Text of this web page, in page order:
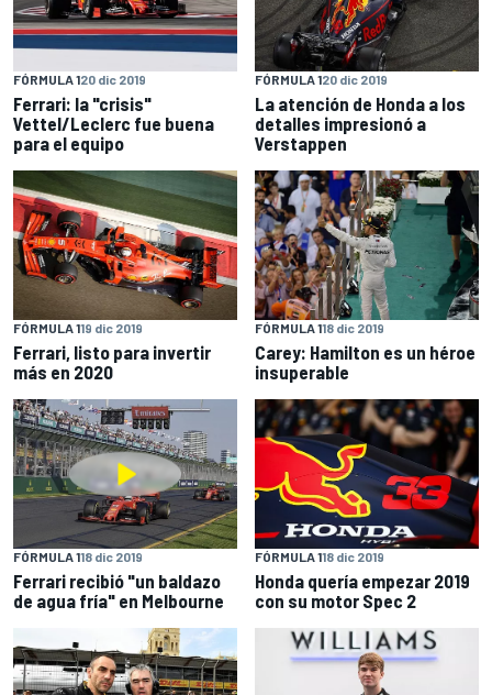
FÓRMULA 120 dic 2019
Ferrari: la "crisis"
Vettel/Leclerc fue buena
para el equipo
FÓRMULA 120 dic 2019
La atención de Honda a los
detalles impresionó a
Verstappen
FÓRMULA 119 dic 2019
Ferrari, listo para invertir
más en 2020
FÓRMULA 118 dic 2019
Carey: Hamilton es un héroe
insuperable
FÓRMULA 118 dic 2019
Ferrari recibió "un baldazo
de agua fría" en Melbourne
FÓRMULA 118 dic 2019
Honda quería empezar 2019
con su motor Spec 2